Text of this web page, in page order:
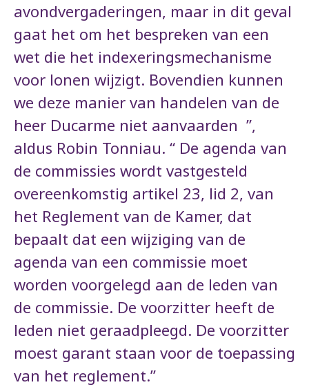
avondvergaderingen, maar in dit geval
gaat het om het bespreken van een
wet die het indexeringsmechanisme
voor lonen wijzigt. Bovendien kunnen
we deze manier van handelen van de
heer Ducarme niet aanvaarden ”,
aldus Robin Tonniau. “ De agenda van
de commissies wordt vastgesteld
overeenkomstig artikel 23, lid 2, van
het Reglement van de Kamer, dat
bepaalt dat een wijziging van de
agenda van een commissie moet
worden voorgelegd aan de leden van
de commissie. De voorzitter heeft de
leden niet geraadpleegd. De voorzitter
moest garant staan voor de toepassing
van het reglement.”